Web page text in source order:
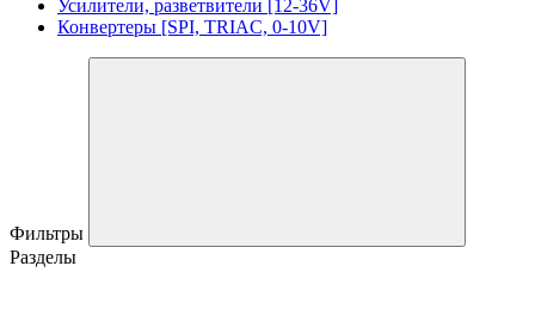
Усилители, разветвители [12-36V]
Конвертеры [SPI, TRIAC, 0-10V]
Фильтры
Разделы